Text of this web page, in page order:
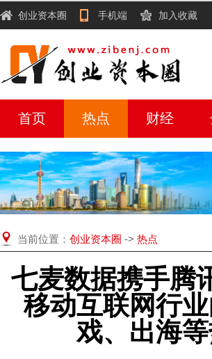
创业资本圈 手机端 加入收藏
首页 热点 财经
当前位置： 创业资本圈 -> 热点
七麦数据携手腾
移动互联网行
戏、出海